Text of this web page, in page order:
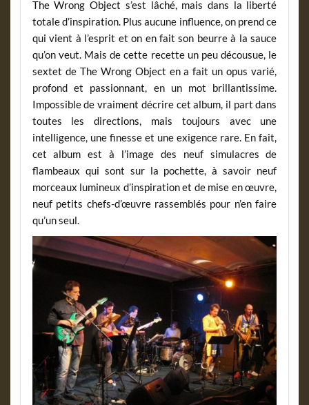
The Wrong Object s’est lâché, mais dans la liberté
totale d’inspiration. Plus aucune influence, on prend ce
qui vient à l’esprit et on en fait son beurre à la sauce
qu’on veut. Mais de cette recette un peu décousue, le
sextet de The Wrong Object en a fait un opus varié,
profond et passionnant, en un mot brillantissime.
Impossible de vraiment décrire cet album, il part dans
toutes les directions, mais toujours avec une
intelligence, une finesse et une exigence rare. En fait,
cet album est à l’image des neuf simulacres de
flambeaux qui sont sur la pochette, à savoir neuf
morceaux lumineux d’inspiration et de mise en œuvre,
neuf petits chefs-d’œuvre rassemblés pour n’en faire
qu’un seul.